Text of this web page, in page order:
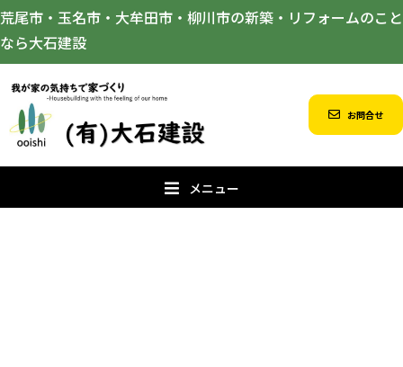
荒尾市・玉名市・大牟田市・柳川市の新築・リフォームのこと
なら大石建設
お問合せ
メニュー